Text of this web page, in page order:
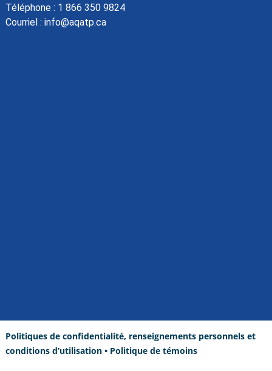
Téléphone : 1 866 350 9824
Courriel : info@aqatp.ca
Politiques de confidentialité, renseignements personnels et
conditions d’utilisation• Politique de témoins